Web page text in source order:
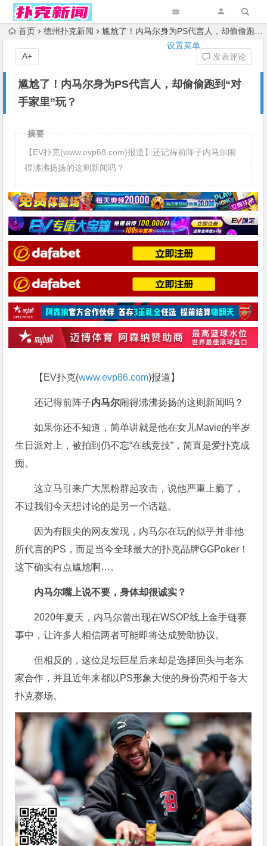
设置菜单
首页 德州扑克新闻 尴尬了！内马尔身为PS代言人，却偷偷跑到“对手家里”玩？
尴尬了！内马尔身为PS代言人，却偷偷跑到“对
手家里”玩？
发表评论
A+
摘要
【EV扑克(www.evp68.com)报道】还记得前阵子内马尔闹
得沸沸扬扬的这则新闻吗？
【EV扑克(www.evp86.com)报道】
还记得前阵子内马尔闹得沸沸扬扬的这则新闻吗？
如果你还不知道，简单讲就是他在女儿Mavie的半岁
生日派对上，被拍到仍不忘“在线竞技”，简直是爱扑克成
痴。
这立马引来广大黑粉群起攻击，说他严重上瘾了，
不过我们今天想讨论的是另一个话题。
因为有眼尖的网友发现，内马尔在玩的似乎并非他
所代言的PS，而是当今全球最大的扑克品牌GGPoker！
这下确实有点尴尬啊…。
内马尔嘴上说不要，身体却很诚实？
2020年夏天，内马尔曾出现在WSOP线上金手链赛
事中，让许多人相信两者可能即将达成赞助协议。
但相反的，这位足坛巨星后来却是选择回头与老东
家合作，并且近年来都以PS形象大使的身份亮相于各大
扑克赛场。